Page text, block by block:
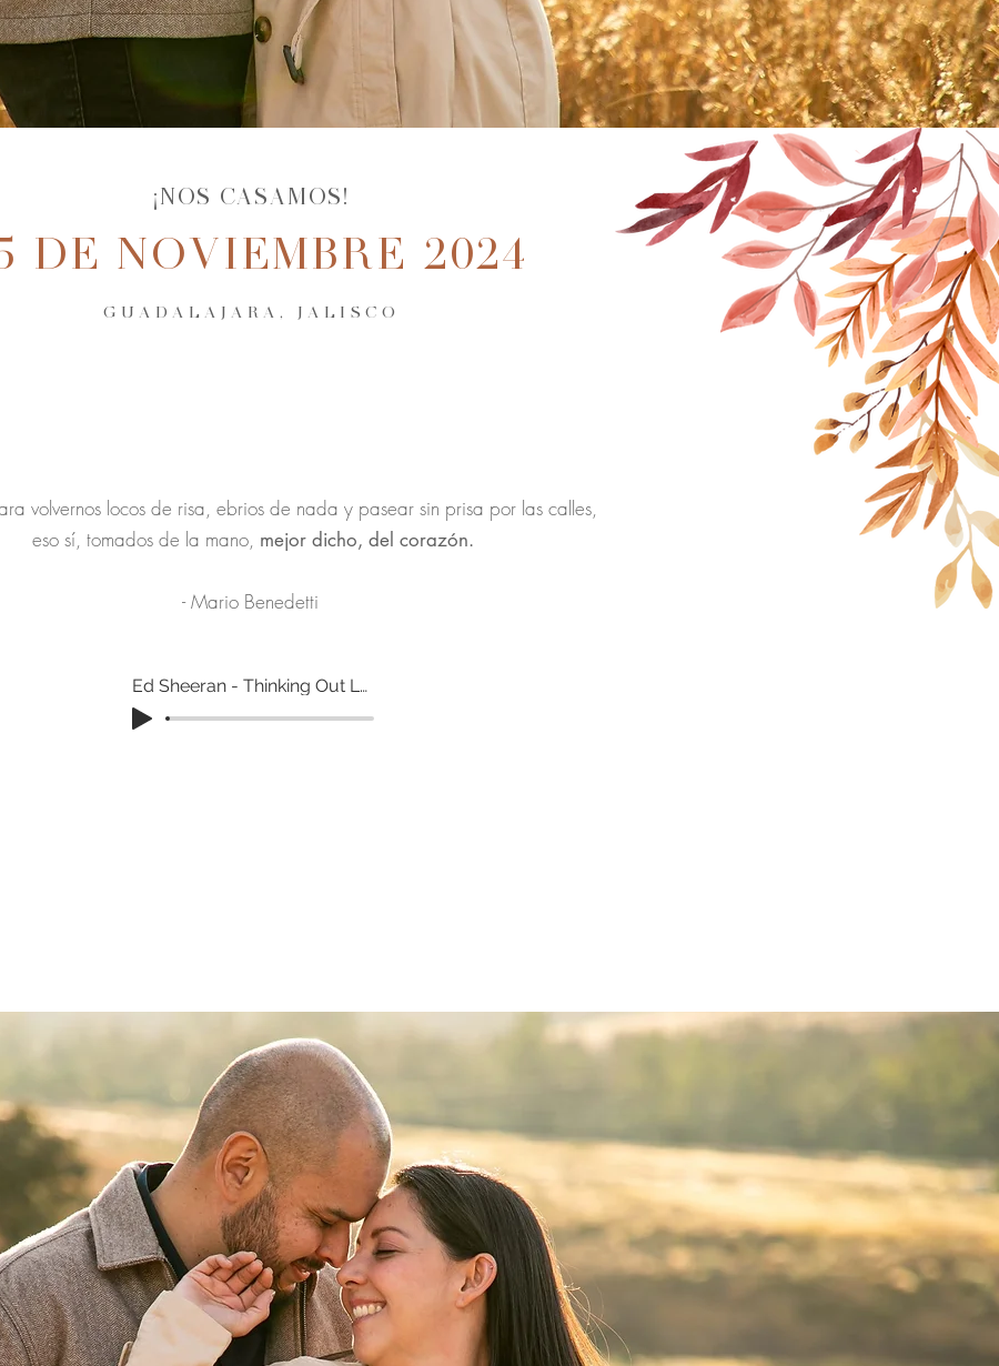
¡NOS CASAMOS!
DE NOVIEMBRE 2024
GUADALAJARA, JALISCO
volvernos locos de risa, ebrios de nada y pasear sin prisa por las calles,
eso sí, tomados de la mano, mejor dicho, del corazón.
- Mario Benedetti
Ed Sheeran - Thinking Out Loud